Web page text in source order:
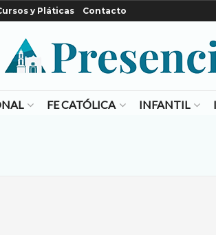
y Pláticas Contacto
FE CATÓLICA INFANTIL